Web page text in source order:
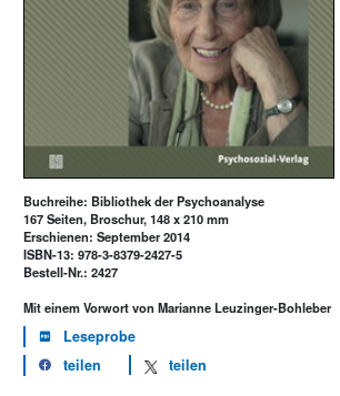
Buchreihe: Bibliothek der Psychoanalyse
167 Seiten, Broschur, 148 x 210 mm
Erschienen: September 2014
ISBN-13: 978-3-8379-2427-5
Bestell-Nr.: 2427
Mit einem Vorwort von Marianne Leuzinger-Bohleber
Leseprobe
teilen
teilen